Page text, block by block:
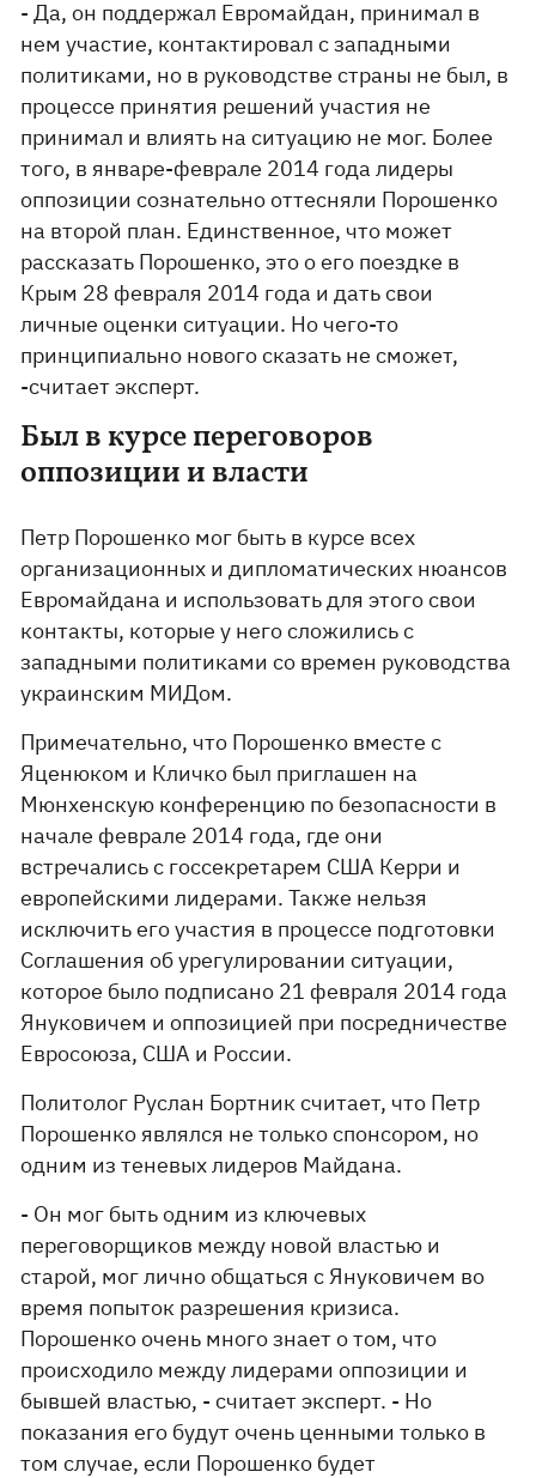
- Да, он поддержал Евромайдан, принимал в
нем участие, контактировал с западными
политиками, но в руководстве страны не был, в
процессе принятия решений участия не
принимал и влиять на ситуацию не мог. Более
того, в январе-феврале 2014 года лидеры
оппозиции сознательно оттесняли Порошенко
на второй план. Единственное, что может
рассказать Порошенко, это о его поездке в
Крым 28 февраля 2014 года и дать свои
личные оценки ситуации. Но чего-то
принципиально нового сказать не сможет,
-считает эксперт.
Был в курсе переговоров
оппозиции и власти
Петр Порошенко мог быть в курсе всех
организационных и дипломатических нюансов
Евромайдана и использовать для этого свои
контакты, которые у него сложились с
западными политиками со времен руководства
украинским МИДом.
Примечательно, что Порошенко вместе с
Яценюком и Кличко был приглашен на
Мюнхенскую конференцию по безопасности в
начале феврале 2014 года, где они
встречались с госсекретарем США Керри и
европейскими лидерами. Также нельзя
исключить его участия в процессе подготовки
Соглашения об урегулировании ситуации,
которое было подписано 21 февраля 2014 года
Януковичем и оппозицией при посредничестве
Евросоюза, США и России.
Политолог Руслан Бортник считает, что Петр
Порошенко являлся не только спонсором, но
одним из теневых лидеров Майдана.
- Он мог быть одним из ключевых
переговорщиков между новой властью и
старой, мог лично общаться с Януковичем во
время попыток разрешения кризиса.
Порошенко очень много знает о том, что
происходило между лидерами оппозиции и
бывшей властью, - считает эксперт. - Но
показания его будут очень ценными только в
том случае, если Порошенко будет